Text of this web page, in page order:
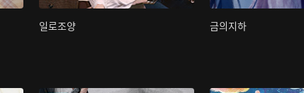
일로조양 금의지하